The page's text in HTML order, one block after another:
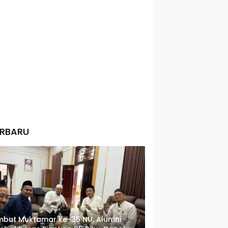
Muktamar ke-35 NU, Alumni